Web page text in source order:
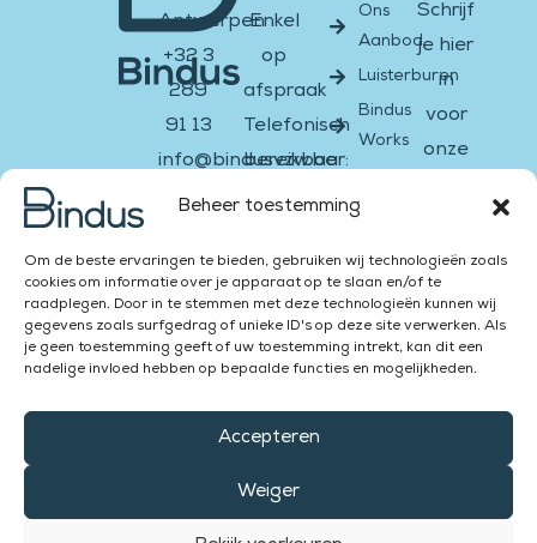
Beheer toestemming
Om de beste ervaringen te bieden, gebruiken wij technologieën zoals
cookies om informatie over je apparaat op te slaan en/of te
raadplegen. Door in te stemmen met deze technologieën kunnen wij
gegevens zoals surfgedrag of unieke ID's op deze site verwerken. Als
je geen toestemming geeft of uw toestemming intrekt, kan dit een
nadelige invloed hebben op bepaalde functies en mogelijkheden.
Accepteren
Weiger
Antwerpen
+32 3
289
91 13
info@bindusvzw.be
BE0451.931.908
f
in
Enkel
op
afspraak
Telefonisch
bereikbaar:
Ma &
13:00
–
16:00
Za &
gesloten
Ons
Aanbod
Luisterburen
Bindus
Works
Schrijf
je hier
in
voor
onze
Versturen